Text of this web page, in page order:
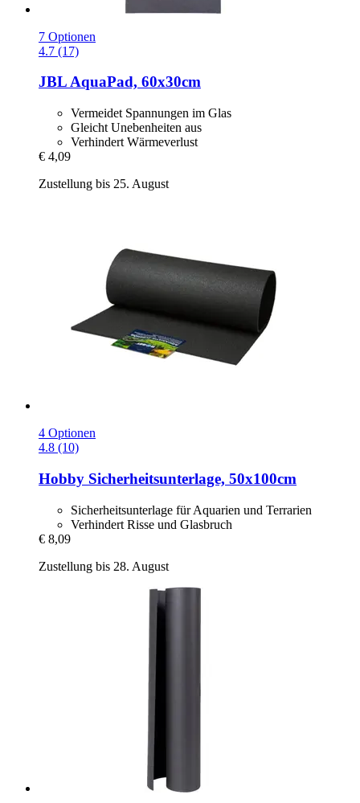
7 Optionen
4.7 (17)
JBLAquaPad, 60x30cm
Vermeidet Spannungen im Glas
Gleicht Unebenheiten aus
Verhindert Wärmeverlust
€ 4,09
Zustellung bis 25. August
4 Optionen
4.8 (10)
Hobby Sicherheitsunterlage, 50x100cm
Sicherheitsunterlage für Aquarien und Terrarien
Verhindert Risse und Glasbruch
€ 8,09
Zustellung bis 28. August